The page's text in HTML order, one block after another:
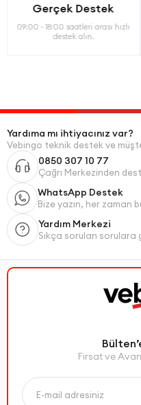
Gerçek Destek
09:00 - 18:00 saatleri arası hızlı
destek alın.
Yardıma mı ihtiyacınız var?
Vebingo teknik destek ve
0850 307 10 77
Çağrı Merkezinden
WhatsApp Destek
Bize yazın, her zaman
Yardım Merkezi
Sıkça sorulan sorulara
Fırsat ve